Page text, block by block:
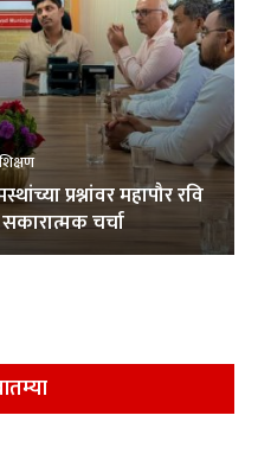
प्रश्नांवर महापौर रवि
चर्चा